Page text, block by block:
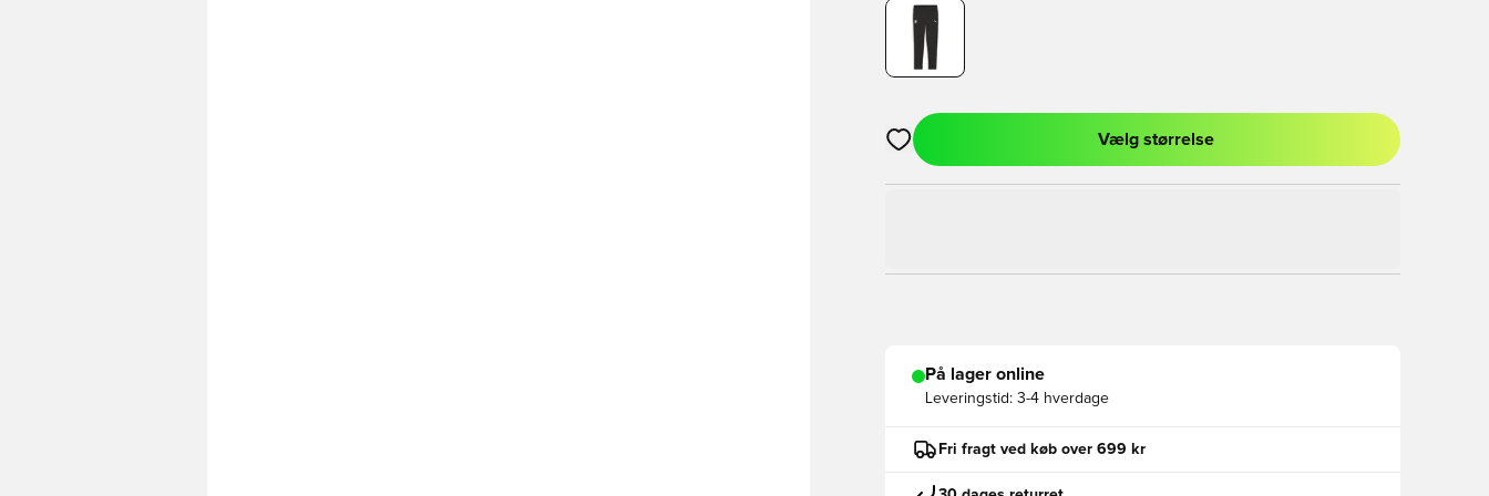
Åbner en Modal til at logge ind eller tilmelde dig som medlem
Vælg størrelse
På lager online
Leveringstid: 3-4 hverdage
Fri fragt ved køb over 699 kr